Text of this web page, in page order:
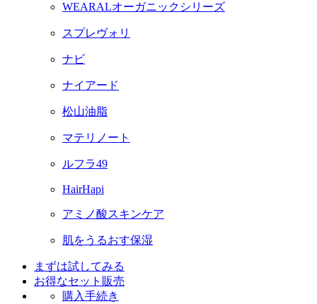
WEARALオーガニックシリーズ
スプレヴォリ
ナビ
ナイアード
松山油脂
マテリノート
ルフラ49
HairHapi
アミノ酸スキンケア
肌をうるおす保湿
まずは試してみる
お得なセット販売
購入手続き